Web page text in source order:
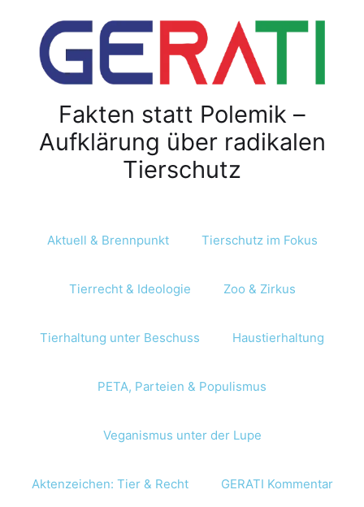
Fakten statt Polemik –
Aufklärung über radikalen
Tierschutz
Aktuell & Brennpunkt Tierschutz im Fokus
Tierrecht & Ideologie Zoo & Zirkus
Tierhaltung unter Beschuss Haustierhaltung
PETA, Parteien & Populismus
Veganismus unter der Lupe
Aktenzeichen: Tier & Recht GERATI Kommentar